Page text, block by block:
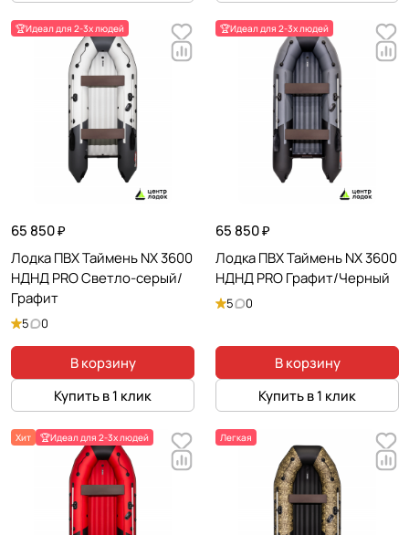
🏆Идеал для 2-3х людей
65 850 ₽
Лодка ПВХ Таймень NX 3600
НДНД PRO Светло-серый/
Графит
5 0
В корзину
Купить в 1 клик
🏆Идеал для 2-3х людей
65 850 ₽
Лодка ПВХ Таймень NX 3600
НДНД PRO Графит/Черный
5 0
В корзину
Купить в 1 клик
Хит 🏆Идеал для 2-3х людей Легкая